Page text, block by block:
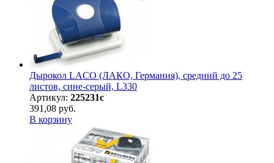
Дырокол LACO (ЛАКО, Германия), средний до 25
листов, сине-серый, L330
Артикул: 225231с
391,08 руб.
В корзину